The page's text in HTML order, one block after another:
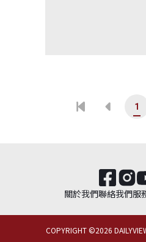
1
關於我們聯絡我們服
COPYRIGHT ©2026